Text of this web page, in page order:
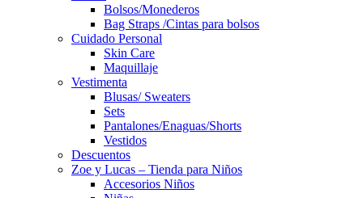
Bolsos/Monederos
Bag Straps /Cintas para bolsos
Cuidado Personal
Skin Care
Maquillaje
Vestimenta
Blusas/ Sweaters
Sets
Pantalones/Enaguas/Shorts
Vestidos
Descuentos
Zoe y Lucas – Tienda para Niños
Accesorios Niños